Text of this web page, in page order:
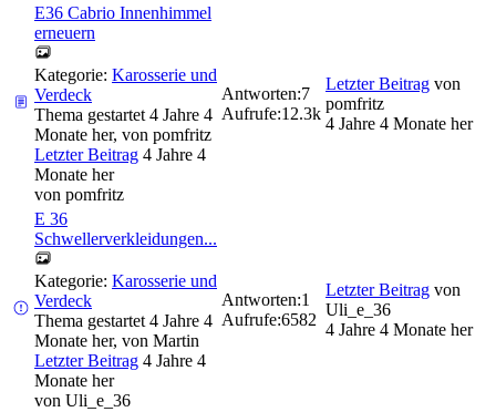
E36 Cabrio Innenhimmel
erneuern
Kategorie: Karosserie und
Verdeck
Thema gestartet 4 Jahre 4
Monate her, von pomfritz
Letzter Beitrag 4 Jahre 4
Monate her
von pomfritz
Antworten:7
Aufrufe:12.3k
Letzter Beitrag von
pomfritz
4 Jahre 4 Monate her
E 36
Schwellerverkleidungen...
Kategorie: Karosserie und
Verdeck
Thema gestartet 4 Jahre 4
Monate her, von Martin
Letzter Beitrag 4 Jahre 4
Monate her
von Uli_e_36
Antworten:1
Aufrufe:6582
Letzter Beitrag von
Uli_e_36
4 Jahre 4 Monate her